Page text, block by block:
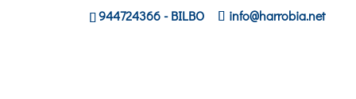
944724366- BILBO info@harrobia.net